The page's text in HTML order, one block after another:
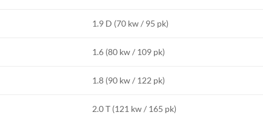
1.9 D (70 kw / 95 pk)
1.6 (80 kw / 109 pk)
1.8 (90 kw / 122 pk)
2.0 T (121 kw / 165 pk)